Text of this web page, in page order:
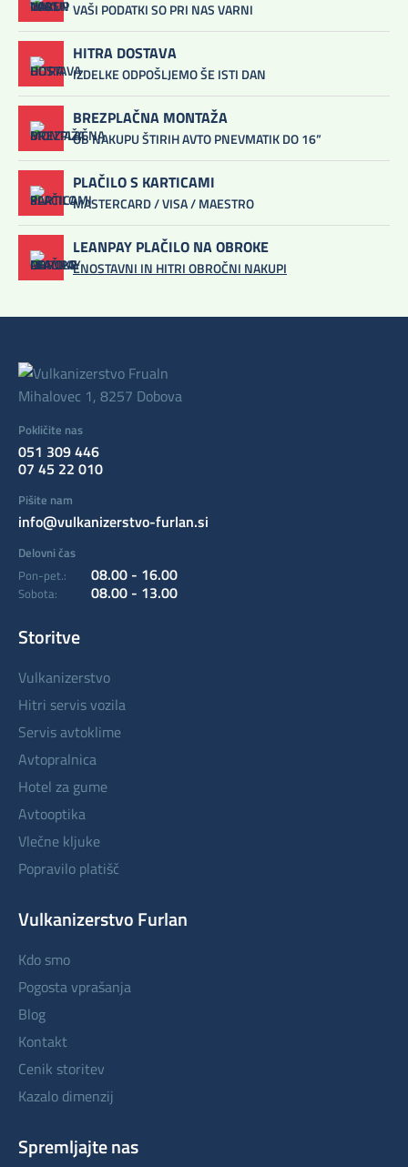
VAŠI PODATKI SO PRI NAS VARNI
HITRA DOSTAVA
IZDELKE ODPOŠLJEMO ŠE ISTI DAN
BREZPLAČNA MONTAŽA
OB NAKUPU ŠTIRIH AVTO PNEVMATIK DO 16”
PLAČILO S KARTICAMI
MASTERCARD / VISA / MAESTRO
LEANPAY PLAČILO NA OBROKE
ENOSTAVNI IN HITRI OBROČNI NAKUPI
Mihalovec 1, 8257 Dobova
Pokličite nas
051 309 446
07 45 22 010
Pišite nam
info@vulkanizerstvo-furlan.si
Delovni čas
Pon-pet.:
08.00 - 16.00
Sobota: 08.00 - 13.00
Storitve
vulkanizerstvo
hitri servis vozila
servis avtoklime
avtopralnica
hotel za gume
avtooptika
vlečne kljuke
popravilo platišč
Vulkanizerstvo Furlan
kdo smo
pogosta vprašanja
blog
kontakt
cenik storitev
kazalo dimenzij
Spremljajte nas